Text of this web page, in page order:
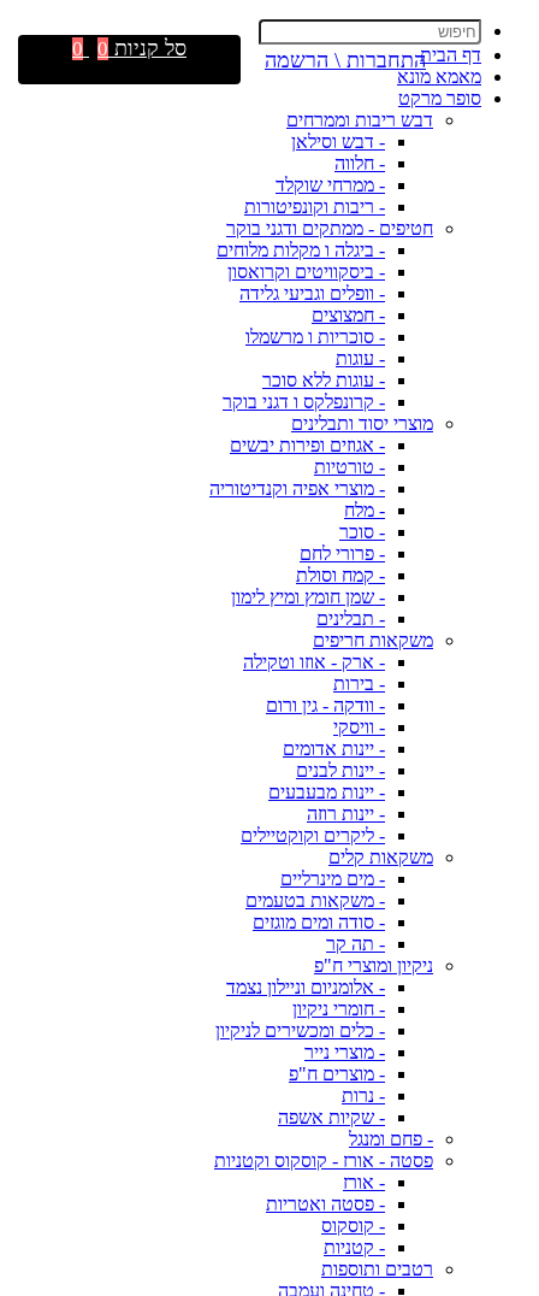
דף הבית
מאמא מונא
סופר מרקט
דבש ריבות וממרחים
- דבש וסילאן
- חלווה
- ממרחי שוקלד
- ריבות וקונפיטורות
חטיפים - ממתקים ודגני בוקר
- ביגלה ו מקלות מלוחים
- ביסקוויטים וקרואסון
- וופלים וגביעי גלידה
- חמצוצים
- סוכריות ו מרשמלו
- עוגות
- עוגות ללא סוכר
- קרונפלקס ו דגני בוקר
מוצרי יסוד ותבלינים
- אגוזים ופירות יבשים
- טורטיות
- מוצרי אפיה וקנדיטוריה
- מלח
- סוכר
- פרורי לחם
- קמח וסולת
- שמן חומץ ומיץ לימון
- תבלינים
משקאות חריפים
- ארק - אוזו וטקילה
- בירות
- וודקה - גין ורום
- וויסקי
- יינות אדומים
- יינות לבנים
- יינות מבעבעים
- יינות רוזה
- ליקרים וקוקטיילים
משקאות קלים
- מים מינרליים
- משקאות בטעמים
- סודה ומים מוגזים
- תה קר
ניקיון ומוצרי ח"פ
- אלומניום וניילון נצמד
- חומרי ניקיון
- כלים ומכשירים לניקיון
- מוצרי נייר
- מוצרים ח"פ
- נרות
- שקיות אשפה
- פחם ומנגל
פסטה - אורז - קוסקוס וקטניות
- אורז
- פסטה ואטריות
- קוסקוס
- קטניות
רטבים ותוספות
- טחינה ועמבה
התחברות \ הרשמה סל קניות 0
0